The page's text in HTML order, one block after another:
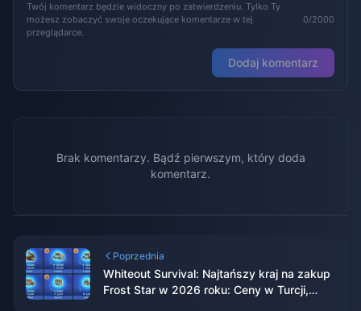
Twój komentarz będzie widoczny po zatwierdzeniu. Tylko Ty
możesz zobaczyć swoje oczekujące komentarze w tej
przeglądarce.
0/2000
Dodaj komentarz
Brak komentarzy. Bądź pierwszym, który doda
komentarz.
Poprzednia
Whiteout Survival: Najtańszy kraj na zakup
Frost Star w 2026 roku: Ceny w Turcji,